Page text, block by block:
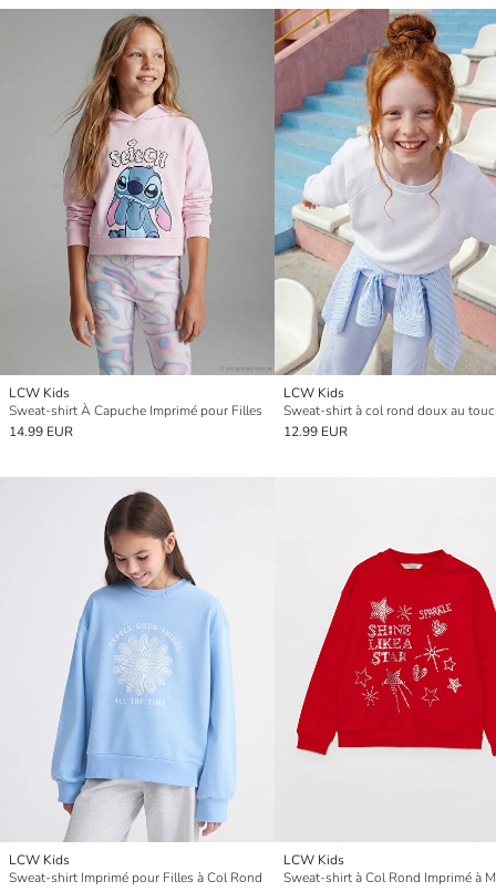
LCW Kids
Sweat-shirt À Capuche Imprimé pour Filles
14.99 EUR
LCW Kids
12.99 EUR
LCW Kids
Sweat-shirt Imprimé pour Filles à Col Rond
LCW Kids